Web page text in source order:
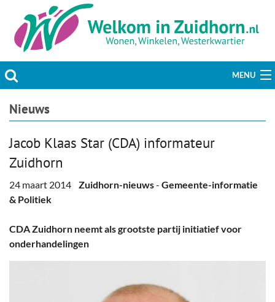
MENU
Actueel
Welzijn & Maatschappij
Bedrijven
Plaats bericht
Nieuws
Jacob Klaas Star (CDA) informateur
Zuidhorn
24 maart 2014 Zuidhorn-nieuws- Gemeente-informatie
& Politiek
CDA Zuidhorn neemt als grootste partij initiatief voor
onderhandelingen